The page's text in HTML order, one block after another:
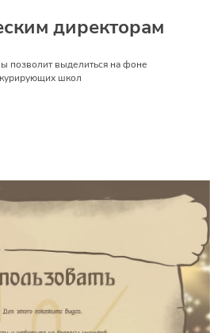
директорам
позволит выделиться на фоне
школ